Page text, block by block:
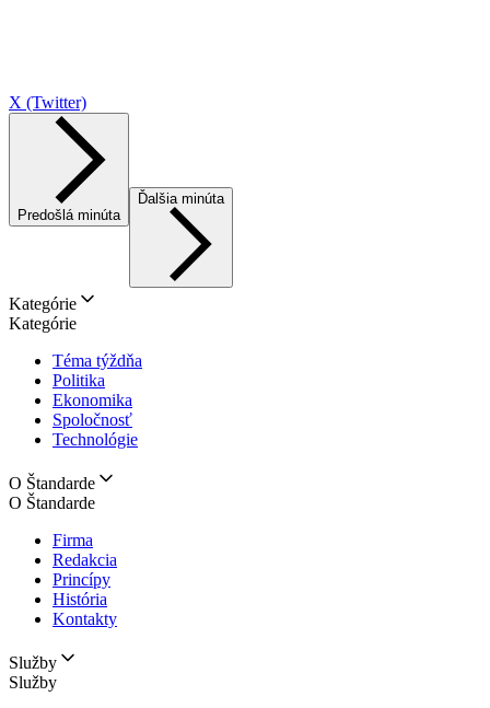
X (Twitter)
Predošlá minúta
Ďalšia minúta
Kategórie
Kategórie
Téma týždňa
Politika
Ekonomika
Spoločnosť
Technológie
O Štandarde
O Štandarde
Firma
Redakcia
Princípy
História
Kontakty
Služby
Služby